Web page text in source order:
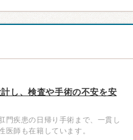
し、検査や手術の不安を安
門疾患の日帰り手術まで、一貫し
医師も在籍しています。